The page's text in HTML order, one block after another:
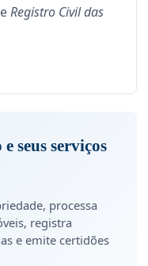
Registro Civil das
seus serviços
processa
registra
e emite certidões